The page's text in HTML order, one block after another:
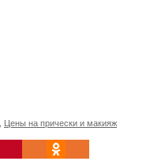
Цены на прически и макияж